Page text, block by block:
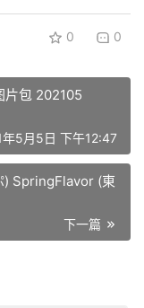
0 0
片包 202105
年5月5日 下午12:47
SpringFlavor (東
下一篇